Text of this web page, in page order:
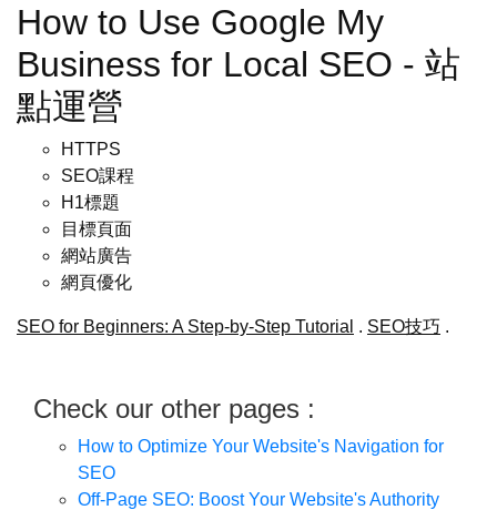
How to Use Google My
Business for Local SEO - 站
點運營
HTTPS
SEO課程
H1標題
目標頁面
網站廣告
網頁優化
SEO for Beginners: A Step-by-Step Tutorial . SEO技巧 .
Check our other pages :
How to Optimize Your Website's Navigation for
SEO
Off-Page SEO: Boost Your Website's Authority